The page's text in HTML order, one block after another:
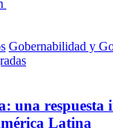
Gobernabilidad y
una respuesta
Latina